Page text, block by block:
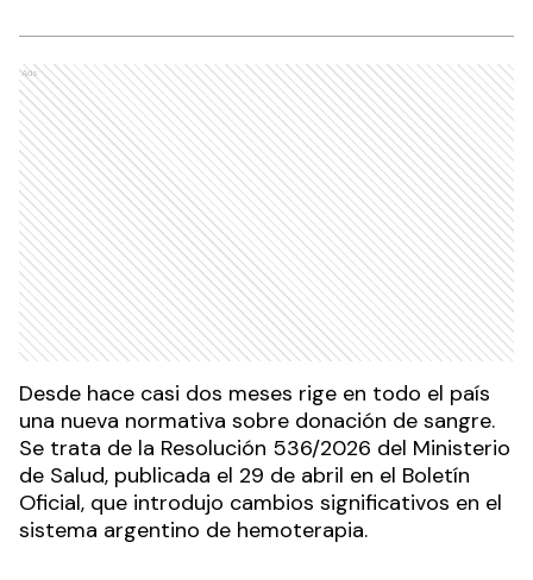
Ads
Desde hace casi dos meses rige en todo el país
una nueva normativa sobre donación de sangre.
Se trata de la Resolución 536/2026 del Ministerio
de Salud, publicada el 29 de abril en el Boletín
Oficial, que introdujo cambios significativos en el
sistema argentino de hemoterapia.